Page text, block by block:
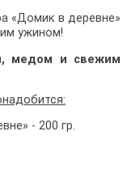
«Домик в деревне»
ужином!
медом и свежим
- 200 гр.